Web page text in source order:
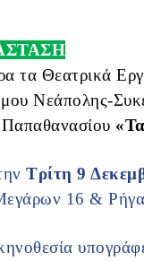
τα Θεατρικά
Νεάπολης-
Τρίτη 9
16 & Ρήγα